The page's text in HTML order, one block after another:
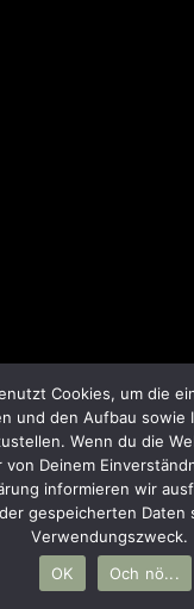
Cookies, um die
und den Aufbau sowie
Wenn du die
von Deinem
informieren wir
gespeicherten Daten
Verwendungszweck.
OK
Och nö...